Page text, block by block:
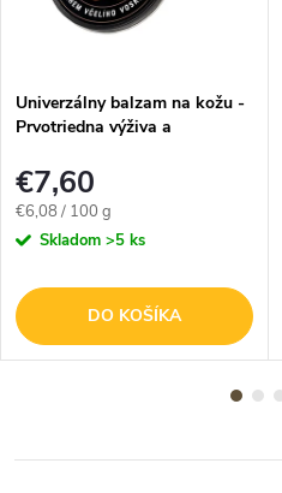
Univerzálny balzam na kožu -
Prvotriedna výživa a
€7,60
Jednotková
cena:
€6,08 / 100 g
Skladom >5 ks
DO KOŠÍKA